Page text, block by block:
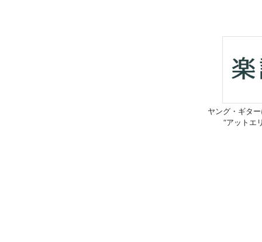
ヤング・ギタ
“アットエ